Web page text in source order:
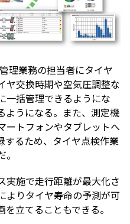
理業務の担当者にタイヤ
ヤ交換時期や空気圧調整な
一括管理できるようにな
ようになる。また、測定機
ートフォンやタブレットへ
るため、タイヤ点検作業
実施で走行距離が最大化さ
よりタイヤ寿命の予測が可
立てることもできる。